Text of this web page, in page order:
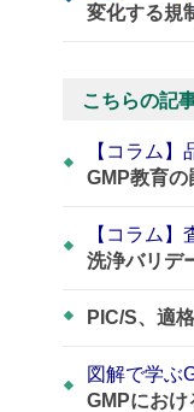
変化する規
こちらの記
【コラム】
GMP教育
【コラム
洗浄バリデ
PIC/S、適
図解で学ぶ
GMPにおけ